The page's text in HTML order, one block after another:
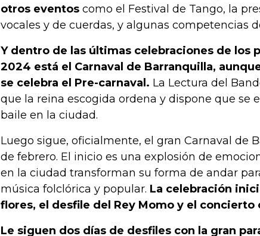
otros eventos como el Festival de Tango, la
vocales y de cuerdas, y algunas competencias
Y dentro de las últimas celebraciones de los
2024 está el Carnaval de Barranquilla,
se celebra el Pre-carnaval. La Lectura del
que la reina escogida ordena y dispone que se
baile en la ciudad.
Luego sigue, oficialmente, el gran Carnaval de
de febrero. El inicio es una explosión de
en la ciudad transforman su forma de andar
música folclórica y popular. La celebración
flores, el desfile del Rey Momo y el concierto
Le siguen dos días de desfiles con la gran